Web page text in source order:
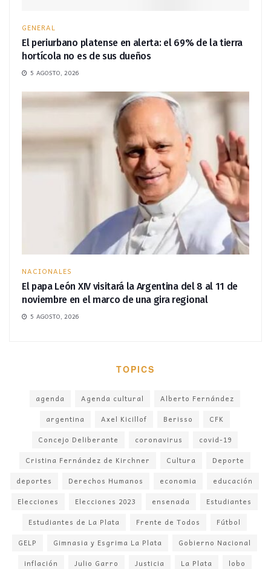
GENERAL
El periurbano platense en alerta: el 69% de la tierra
hortícola no es de sus dueños
5 AGOSTO, 2026
NACIONALES
El papa León XIV visitará la Argentina del 8 al 11 de
noviembre en el marco de una gira regional
5 AGOSTO, 2026
TOPICS
agenda Agenda cultural
Alberto Fernández
argentina
Axel Kicillof Berisso
CFK
Concejo Deliberante
coronavirus
covid-19
Cristina Fernández de Kirchner
Cultura
Deporte
deportes
Derechos Humanos economia
educación
Elecciones
Elecciones 2023 ensenada
Estudiantes
Estudiantes de La Plata
Frente de Todos
Fútbol
GELP
Gimnasia y Esgrima La Plata
Gobierno Nacional
inflación
Julio Garro Justicia La Plata
lobo